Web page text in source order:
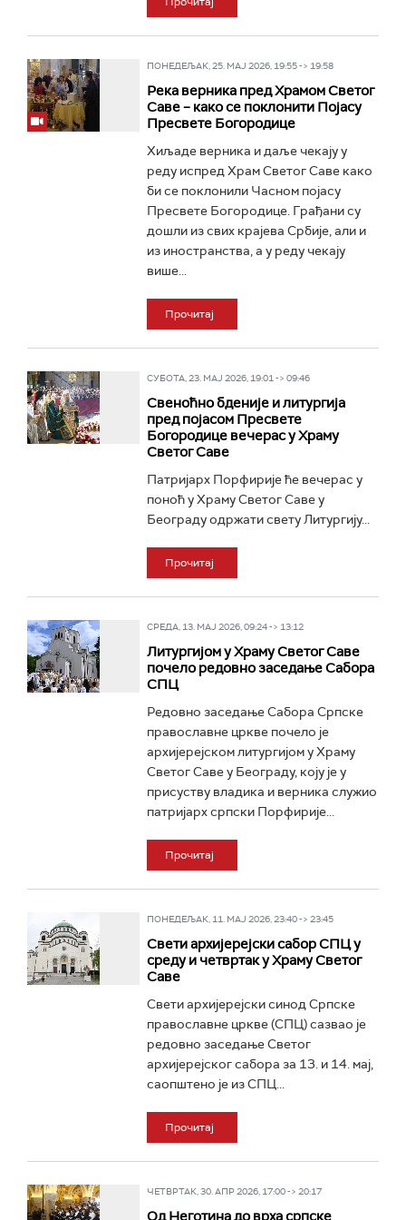
ПОНЕДЕЉАК, 25. МАЈ 2026, 19:55 -> 19:58
Река верника пред Храмом Светог
Саве – како се поклонити Појасу
Пресвете Богородице
Хиљаде верника и даље чекају у
реду испред Храм Светог Саве како
би се поклонили Часном појасу
Пресвете Богородице. Грађани су
дошли из свих крајева Србије, али и
из иностранства, а у реду чекају
више...
Прочитај
СУБОТА, 23. МАЈ 2026, 19:01 -> 09:46
Свеноћно бденије и литургија
пред појасом Пресвете
Богородице вечерас у Храму
Светог Саве
Патријарх Порфирије ће вечерас у
поноћ у Храму Светог Саве у
Београду одржати свету Литургију...
Прочитај
СРЕДА, 13. МАЈ 2026, 09:24 -> 13:12
Литургијом у Храму Светог Саве
почело редовно заседање Сабора
СПЦ
Редовно заседање Сабора Српске
православне цркве почело је
архијерејском литургијом у Храму
Светог Саве у Београду, коју је у
присуству владика и верника служио
патријарх српски Порфирије...
Прочитај
ПОНЕДЕЉАК, 11. МАЈ 2026, 23:40 -> 23:45
Свети архијерејски сабор СПЦ у
среду и четвртак у Храму Светог
Саве
Свети архијерејски синод Српске
православне цркве (СПЦ) сазвао је
редовно заседање Светог
архијерејског сабора за 13. и 14. мај,
саопштено је из СПЦ...
Прочитај
ЧЕТВРТАК, 30. АПР 2026, 17:00 -> 20:17
Од Неготина до врха српске